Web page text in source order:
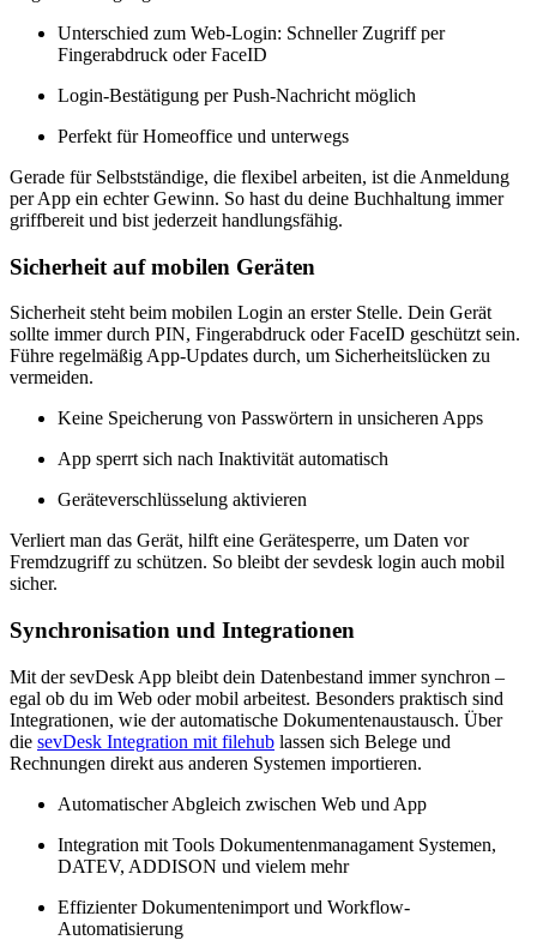
Unterschied zum Web-Login: Schneller Zugriff per
Fingerabdruck oder FaceID
Login-Bestätigung per Push-Nachricht möglich
Perfekt für Homeoffice und unterwegs
Gerade für Selbstständige, die flexibel arbeiten, ist die Anmeldung
per App ein echter Gewinn. So hast du deine Buchhaltung immer
griffbereit und bist jederzeit handlungsfähig.
Sicherheit auf mobilen Geräten
Sicherheit steht beim mobilen Login an erster Stelle. Dein Gerät
sollte immer durch PIN, Fingerabdruck oder FaceID geschützt sein.
Führe regelmäßig App-Updates durch, um Sicherheitslücken zu
vermeiden.
Keine Speicherung von Passwörtern in unsicheren Apps
App sperrt sich nach Inaktivität automatisch
Geräteverschlüsselung aktivieren
Verliert man das Gerät, hilft eine Gerätesperre, um Daten vor
Fremdzugriff zu schützen. So bleibt der sevdesk login auch mobil
sicher.
Synchronisation und Integrationen
Mit der sevDesk App bleibt dein Datenbestand immer synchron –
egal ob du im Web oder mobil arbeitest. Besonders praktisch sind
Integrationen, wie der automatische Dokumentenaustausch. Über
die sevDesk Integration mit filehub lassen sich Belege und
Rechnungen direkt aus anderen Systemen importieren.
Automatischer Abgleich zwischen Web und App
Integration mit Tools Dokumentenmanagament Systemen,
DATEV, ADDISON und vielem mehr
Effizienter Dokumentenimport und Workflow-
Automatisierung